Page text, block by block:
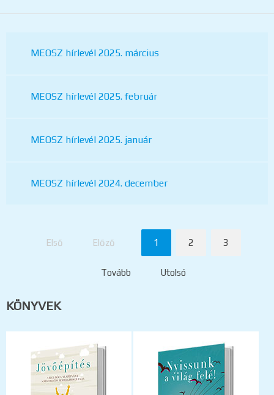
MEOSZ hírlevél 2025. március
MEOSZ hírlevél 2025. február
MEOSZ hírlevél 2025. január
MEOSZ hírlevél 2024. december
Első Előző 1 2 3
Tovább Utolsó
KÖNYVEK